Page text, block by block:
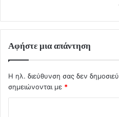
Αφήστε μια απάντηση
Η ηλ. διεύθυνση σας δεν
σημειώνονται με *